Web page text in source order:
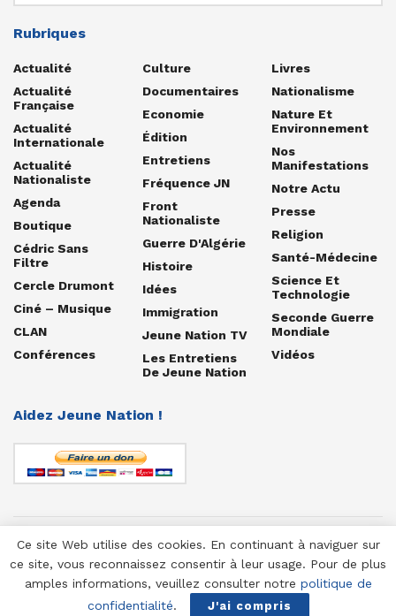
Rubriques
Actualité
Actualité
Française
Actualité
Internationale
Actualité
Nationaliste
Agenda
Boutique
Cédric Sans
Filtre
Cercle Drumont
Ciné – Musique
CLAN
Conférences
Culture
Documentaires
Economie
Édition
Entretiens
Fréquence JN
Front
Nationaliste
Guerre D'Algérie
Histoire
Idées
Immigration
Jeune Nation TV
Les Entretiens
De Jeune Nation
Livres
Nationalisme
Nature Et
Environnement
Nos
Manifestations
Notre Actu
Presse
Religion
Santé-Médecine
Science Et
Technologie
Seconde Guerre
Mondiale
Vidéos
Aidez Jeune Nation !
© 1958-2025 Jeune Nation
Ce site Web utilise des cookies. En continuant à naviguer sur
ce site, vous reconnaissez consentir à leur usage. Pour de plus
amples informations, veuillez consulter notre politique de
confidentialité. J'ai compris